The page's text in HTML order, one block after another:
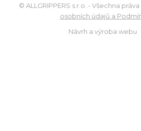
© ALLGRIPPERS s.r.o. - Všechna práva
osobních údajů a
Návrh a výroba webu